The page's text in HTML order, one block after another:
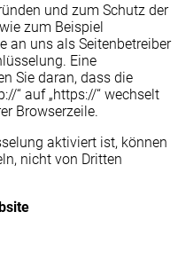
und zum Schutz der
zum Beispiel
an uns als Seitenbetreiber
Eine
Sie daran, dass die
“ auf „https://“ wechselt
Browserzeile.
aktiviert ist, können
nicht von Dritten